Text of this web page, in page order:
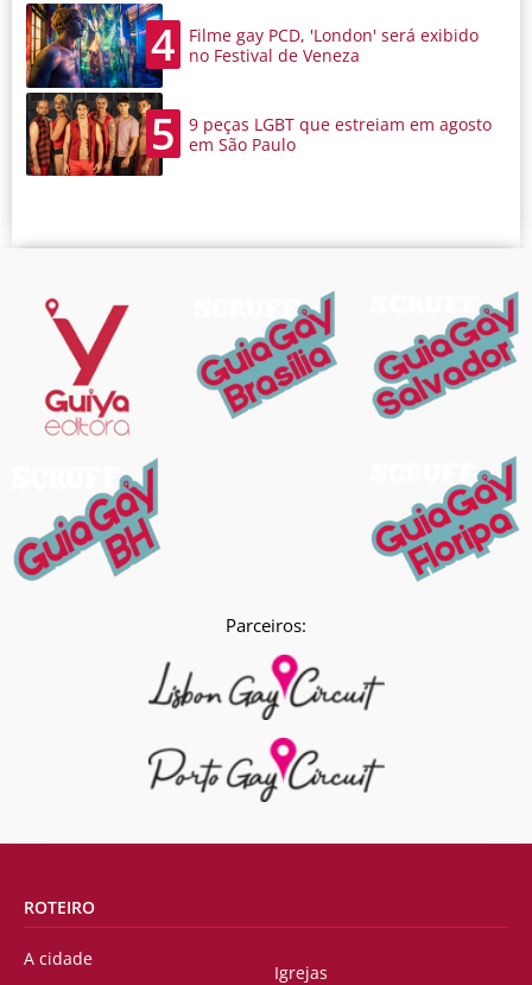
4
Filme gay PCD, 'London' será exibido
no Festival de Veneza
5
9 peças LGBT que estreiam em agosto
em São Paulo
Parceiros:
ROTEIRO
A cidade
Igrejas